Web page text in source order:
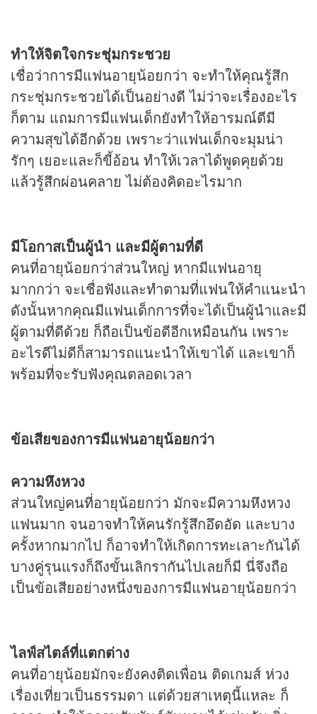
ทำให้จิตใจกระชุ่มกระชวย
เชื่อว่าการมีแฟนอายุน้อยกว่า จะทำให้คุณรู้สึก
กระชุ่มกระชวยได้เป็นอย่างดี ไม่ว่าจะเรื่องอะไร
ก็ตาม แถมการมีแฟนเด็กยังทำให้อารมณ์ดีมี
ความสุขได้อีกด้วย เพราะว่าแฟนเด็กจะมุมน่า
รักๆ เยอะและก็ขี้อ้อน ทำให้เวลาได้พูดคุยด้วย
แล้วรู้สึกผ่อนคลาย ไม่ต้องคิดอะไรมาก
มีโอกาสเป็นผู้นำ และมีผู้ตามที่ดี
คนที่อายุน้อยกว่าส่วนใหญ่ หากมีแฟนอายุ
มากกว่า จะเชื่อฟังและทำตามที่แฟนให้คำแนะนำ
ดังนั้นหากคุณมีแฟนเด็กการที่จะได้เป็นผู้นำและมี
ผู้ตามที่ดีด้วย ก็ถือเป็นข้อดีอีกเหมือนกัน เพราะ
อะไรดีไม่ดีก็สามารถแนะนำให้เขาได้ และเขาก็
พร้อมที่จะรับฟังคุณตลอดเวลา
ข้อเสียของการมีแฟนอายุน้อยกว่า
ความหึงหวง
ส่วนใหญ่คนที่อายุน้อยกว่า มักจะมีความหึงหวง
แฟนมาก จนอาจทำให้คนรักรู้สึกอึดอัด และบาง
ครั้งหากมากไป ก็อาจทำให้เกิดการทะเลาะกันได้
บางคู่รุนแรงก็ถึงขั้นเลิกรากันไปเลยก็มี นี่จึงถือ
เป็นข้อเสียอย่างหนึ่งของการมีแฟนอายุน้อยกว่า
ไลฟ์สไตล์ที่แตกต่าง
คนที่อายุน้อยมักจะยังคงติดเพื่อน ติดเกมส์ ห่วง
เรื่องเที่ยวเป็นธรรมดา แต่ด้วยสาเหตุนี้แหละ ก็